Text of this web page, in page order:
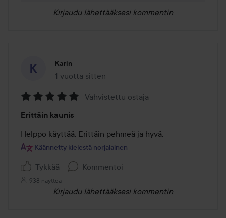
Kirjaudu lähettääksesi kommentin
Karin
1 vuotta sitten
Viesti luotiin 1 vuotta sitten
5
/
5
Vahvistettu ostaja
Erittäin kaunis
Helppo käyttää. Erittäin pehmeä ja hyvä.
Käännetty kielestä norjalainen
Tykkää Kommentoi
938 näyttöä
Kirjaudu lähettääksesi kommentin